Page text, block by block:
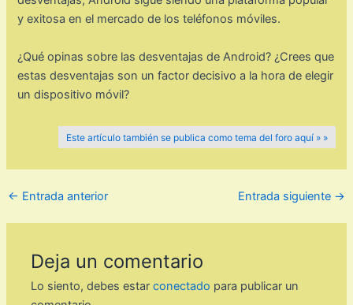
y exitosa en el mercado de los teléfonos móviles.
¿Qué opinas sobre las desventajas de Android? ¿Crees que
estas desventajas son un factor decisivo a la hora de elegir
un dispositivo móvil?
Este artículo también se publica como tema del foro aquí » »
← Entrada anterior Entrada siguiente →
Deja un comentario
Lo siento, debes estarconectado para publicar un